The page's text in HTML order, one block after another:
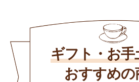
ギフト・お手
おすすめの